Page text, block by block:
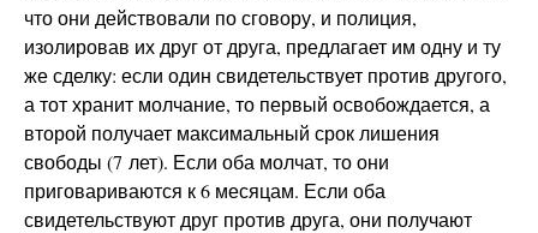
что они действовали по сговору, и полиция,
изолировав их друг от друга, предлагает им одну и ту
же сделку: если один свидетельствует против другого,
а тот хранит молчание, то первый освобождается, а
второй получает максимальный срок лишения
свободы (7 лет). Если оба молчат, то они
приговариваются к 6 месяцам. Если оба
свидетельствуют друг против друга, они получают